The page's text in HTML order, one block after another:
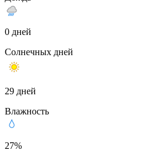
0 дней
Солнечных дней
29 дней
Влажность
27%